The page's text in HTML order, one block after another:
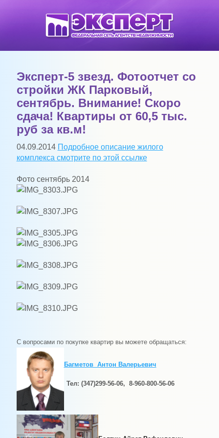
Эксперт-5 звезд. Фотоотчет со
стройки ЖК Парковый,
сентябрь. Внимание! Скоро
сдача! Квартиры от 60,5 тыс.
руб за кв.м!
04.09.2014 Подробное описание жилого
комплекса смотрите по этой ссылке
Фото сентябрь 2014
С вопросами по покупке квартир вы можете обращаться:
Багметов Антон Валерьевич
Тел: (347)299-56-06, 8-960-800-56-06